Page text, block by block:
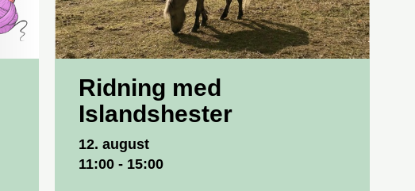
Ridning med
Islandshester
12. august
11:00 - 15:00